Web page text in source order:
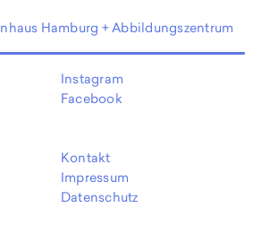
Hamburg + Abbildungszentrum
Instagram
Facebook
Kontakt
Impressum
Datenschutz